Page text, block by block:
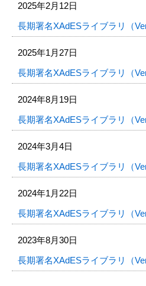
2025年2月12日
長期署名XAdESライブラリ（
2025年1月27日
長期署名XAdESライブラリ（
2024年8月19日
長期署名XAdESライブラリ（
2024年3月4日
長期署名XAdESライブラリ（
2024年1月22日
長期署名XAdESライブラリ（
2023年8月30日
長期署名XAdESライブラリ（